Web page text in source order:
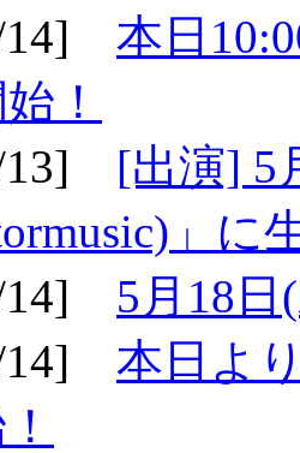
14] 本日
！
13] [出演] 5
」に
14] 5月18
14] 本日よ